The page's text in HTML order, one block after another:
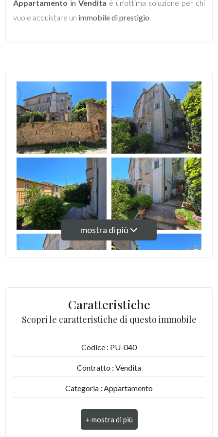
Appartamento inVendita è un'ottima soluzione per chi
vuole acquistare un immobile di prestigio.
mostra di più
Caratteristiche
Scopri le caratteristiche di questo immobile
Codice : PU-040
Contratto : Vendita
Categoria : Appartamento
Indirizzo : Via Sant'Anna, 8
CAP : 63900
5
opzioni
-
multiscelta
Giardino
Balcone/Terrazzo
Ascensore